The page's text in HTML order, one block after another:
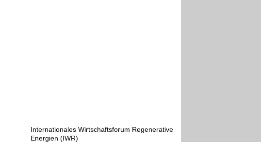
Internationales Wirtschaftsforum Regenerative
Energien (IWR)